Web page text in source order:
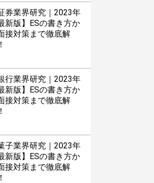
券業界研究｜2023年
新版】ESの書き方か
接対策まで徹底解
行業界研究｜2023年
新版】ESの書き方か
接対策まで徹底解
子業界研究｜2023年
新版】ESの書き方か
接対策まで徹底解